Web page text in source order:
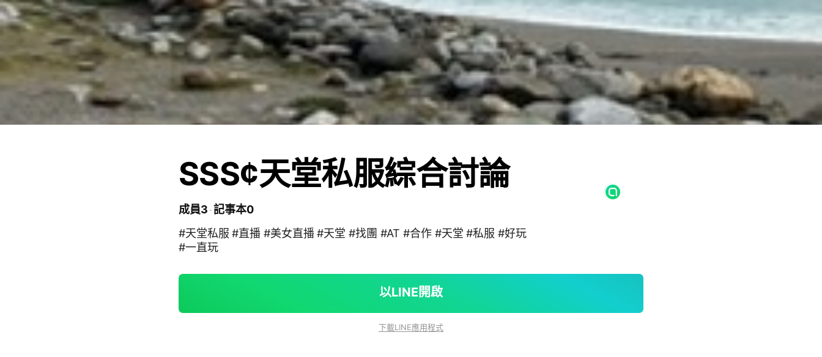
SSS¢天堂私服綜合討論
成員3 記事本0
#天堂私服 #直播 #美女直播 #天堂 #找團 #AT #合作 #天堂 #私服 #好玩
#一直玩
以LINE開啟
下載LINE應用程式